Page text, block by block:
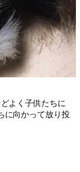
よく子供たちに
に向かって放り投